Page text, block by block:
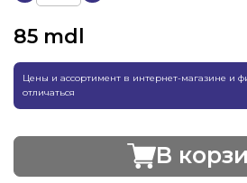
85 mdl
Цены и ассортимент в интернет-магазине и
отличаться
В